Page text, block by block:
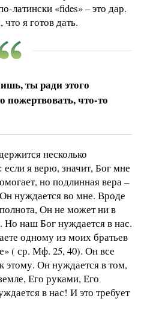
латински «fides» – это дар.
что я готов дать.
ты ради этого
пожертвовать, что-то
несколько
если я верю, значит, Бог мне
но подлинная вера –
нуждается во мне. Вроде
Он не может ни в
Но наш Бог нуждается в нас.
одному из моих братьев
( ср. Мф. 25, 40). Он все
этому. Он нуждается в том,
Его руками, Его
в нас! И это требует